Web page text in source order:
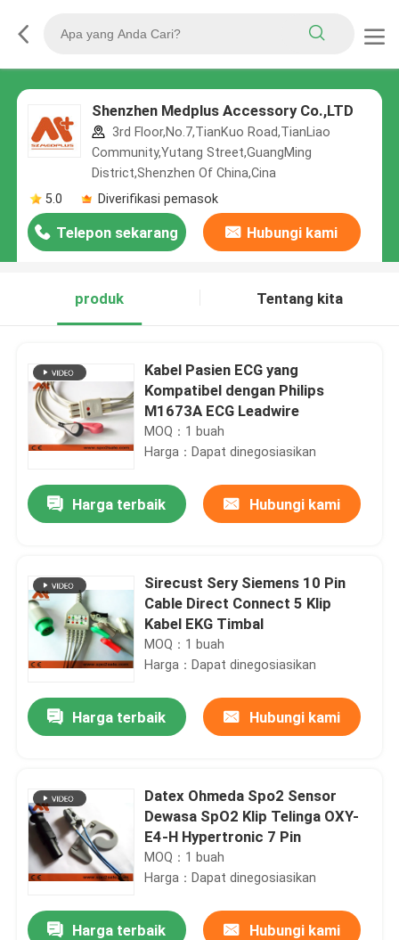
Shenzhen Medplus Accessory Co.,LTD
3rd Floor,No.7,TianKuo Road,TianLiao
Community,Yutang Street,GuangMing
District,Shenzhen Of China,Cina
5.0
Diverifikasi pemasok
Telepon sekarang Hubungi kami
produk Tentang kita
Kabel Pasien ECG yang
Kompatibel dengan Philips
M1673A ECG Leadwire
MOQ：1 buah
Harga：Dapat dinegosiasikan
Harga terbaik Hubungi kami
Sirecust Sery Siemens 10 Pin
Cable Direct Connect 5 Klip
Kabel EKG Timbal
MOQ：1 buah
Harga：Dapat dinegosiasikan
Harga terbaik Hubungi kami
Datex Ohmeda Spo2 Sensor
Dewasa SpO2 Klip Telinga OXY-
E4-H Hypertronic 7 Pin
MOQ：1 buah
Harga：Dapat dinegosiasikan
Harga terbaik Hubungi kami